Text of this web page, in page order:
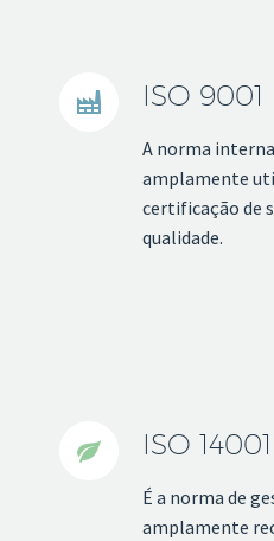

 ISO 9001
A norma
amplamente
certificação de
qualidade.

 ISO 14001
É a norma de
amplamente